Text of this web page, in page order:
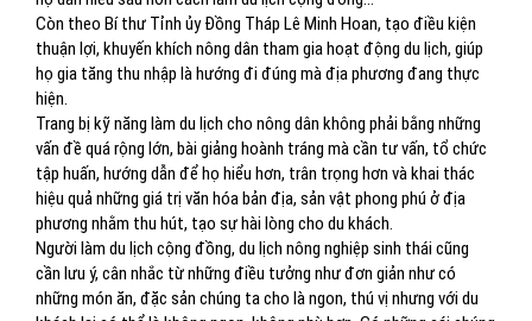
Còn theo Bí thư Tỉnh ủy Đồng Tháp Lê Minh Hoan, tạo điều kiện
thuận lợi, khuyến khích nông dân tham gia hoạt động du lịch, giúp
họ gia tăng thu nhập là hướng đi đúng mà địa phương đang thực
hiện.
Trang bị kỹ năng làm du lịch cho nông dân không phải bằng những
vấn đề quá rộng lớn, bài giảng hoành tráng mà cần tư vấn, tổ chức
tập huấn, hướng dẫn để họ hiểu hơn, trân trọng hơn và khai thác
hiệu quả những giá trị văn hóa bản địa, sản vật phong phú ở địa
phương nhằm thu hút, tạo sự hài lòng cho du khách.
Người làm du lịch cộng đồng, du lịch nông nghiệp sinh thái cũng
cần lưu ý, cân nhắc từ những điều tưởng như đơn giản như có
những món ăn, đặc sản chúng ta cho là ngon, thú vị nhưng với du